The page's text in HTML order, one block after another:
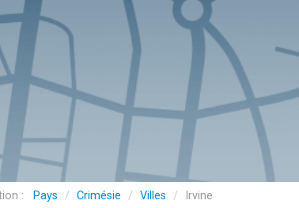
Pays / Crimésie / Villes / Irvine